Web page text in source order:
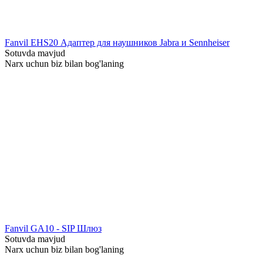
Fanvil EHS20 Адаптер для наушников Jabra и Sennheiser
Sotuvda mavjud
Narx uchun biz bilan bog'laning
Fanvil GA10 - SIP Шлюз
Sotuvda mavjud
Narx uchun biz bilan bog'laning